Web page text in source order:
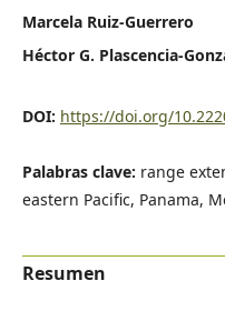
Marcela Ruiz-Guerrero
Héctor G. Plascencia-
DOI: https://doi.org/
Palabras clave: range
eastern Pacific, Panama,
Resumen